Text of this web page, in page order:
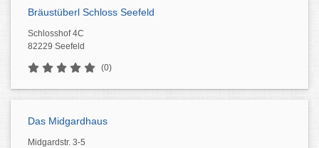
Bräustüberl Schloss Seefeld
Schlosshof 4C
82229 Seefeld
(0)
Das Midgardhaus
Midgardstr. 3-5